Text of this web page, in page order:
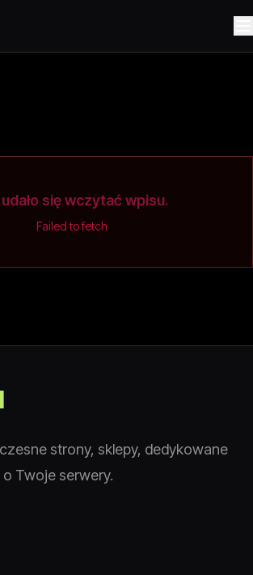
się wczytać wpisu.
Failed to fetch
strony, sklepy, dedykowane
Twoje serwery.